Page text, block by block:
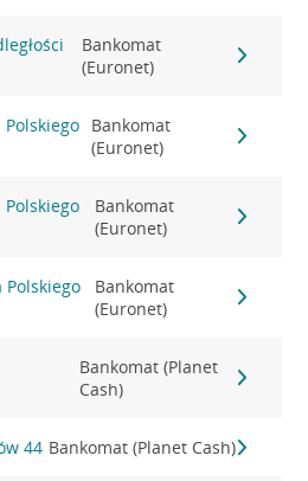
Bankomat
(Euronet)
Polskiego Bankomat
(Euronet)
Polskiego
Bankomat
(Euronet)
Polskiego
Bankomat
(Euronet)
Bankomat (Planet
Cash)
44 Bankomat (Planet Cash)